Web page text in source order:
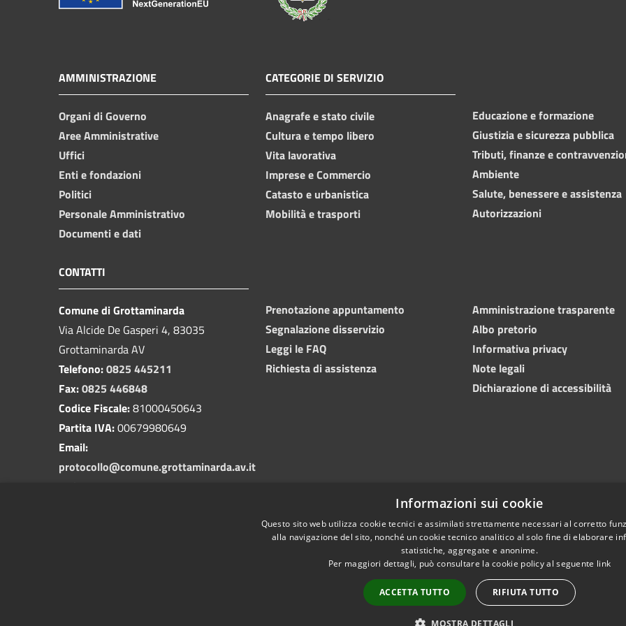
AMMINISTRAZIONE
Organi di Governo
Aree Amministrative
Uffici
Enti e fondazioni
Politici
Personale Amministrativo
Documenti e dati
CATEGORIE DI SERVIZIO
Anagrafe e stato civile
Cultura e tempo libero
Vita lavorativa
Imprese e Commercio
Catasto e urbanistica
Mobilità e trasporti
Educazione e formazione
Giustizia e sicurezza pubblica
Tributi, finanze e
Ambiente
Salute, benessere e assistenza
Autorizzazioni
CONTATTI
Comune di Grottaminarda
Via Alcide De Gasperi 4, 83035
Grottaminarda AV
Telefono:0825 445211
Fax:0825 446848
Codice Fiscale:81000450643
Partita IVA:00679980649
Email:
protocollo@comune.grottaminarda.av.it
Prenotazione appuntamento
Segnalazione disservizio
Leggi le FAQ
Richiesta di assistenza
Amministrazione trasparente
Albo pretorio
Informativa privacy
Note legali
Dichiarazione di accessibilità
Numeri utili PEC Copyright © 2024 •
Informazioni sui cookie
Questo sito web utilizza cookie tecnici e assimilati strettamente necessari al corretto
alla navigazione del sito, nonché un cookie tecnico analitico al solo fine di elaborare
statistiche, aggregate e anonime.
Per maggiori dettagli, può consultare la cookie policy al seguente link
ACCETTA TUTTO RIFIUTA TUTTO
MOSTRA DETTAGLI